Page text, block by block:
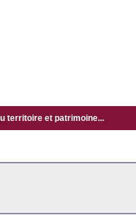
territoire et patrimoine...